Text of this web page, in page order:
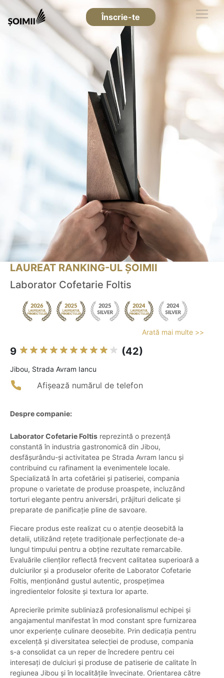
Înscrie-te
LAUREAT RANKING-UL ȘOIMII
Laborator Cofetarie Foltis
Arată mai multe >>
9 (42)
Jibou, Strada Avram Iancu
Afișează numărul de telefon
Despre companie:
Laborator Cofetarie Foltis reprezintă o prezență
constantă în industria gastronomică din Jibou,
desfășurându-și activitatea pe Strada Avram Iancu și
contribuind cu rafinament la evenimentele locale.
Specializată în arta cofetăriei și patiseriei, compania
propune o varietate de produse proaspete, incluzând
torturi elegante pentru aniversări, prăjituri delicate și
preparate de panificație pline de savoare.
Fiecare produs este realizat cu o atenție deosebită la
detalii, utilizând rețete tradiționale perfecționate de-a
lungul timpului pentru a obține rezultate remarcabile.
Evaluările clienților reflectă frecvent calitatea superioară a
dulciurilor și a produselor oferite de Laborator Cofetarie
Foltis, menționând gustul autentic, prospețimea
ingredientelor folosite și textura lor aparte.
Aprecierile primite subliniază profesionalismul echipei și
angajamentul manifestat în mod constant spre furnizarea
unor experiențe culinare deosebite. Prin dedicația pentru
excelență și diversitatea selecției de produse, compania
s-a consolidat ca un reper de încredere pentru cei
interesați de dulciuri și produse de patiserie de calitate în
regiunea Jibou și în localitățile învecinate. Orientarea către